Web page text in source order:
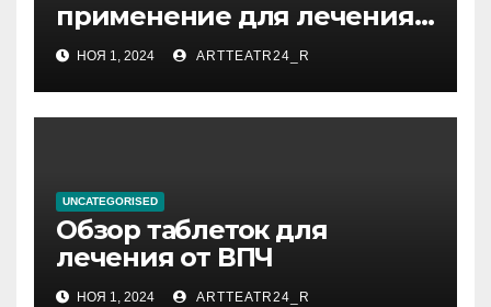
применение для лечения
фурункулов
НОЯ 1, 2024 ARTTEATR24_R
UNCATEGORISED
Обзор таблеток для
лечения от ВПЧ
НОЯ 1, 2024 ARTTEATR24_R